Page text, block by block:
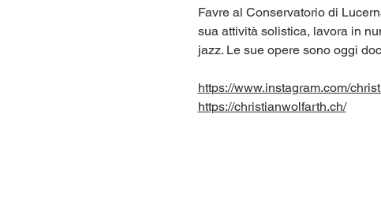
Favre al Conservatorio di
sua attività solistica, lavora in
jazz. Le sue opere sono oggi
https://www.instagram.com/
https://christianwolfarth.ch/